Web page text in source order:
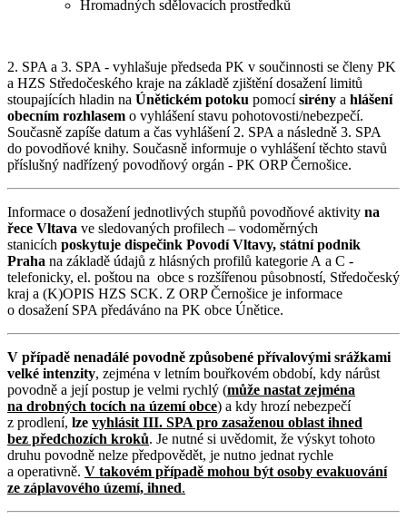
Hromadných sdělovacích prostředků
2. SPA a 3. SPA - vyhlašuje předseda PK v součinnosti se členy PK
a HZS Středočeského kraje na základě zjištění dosažení limitů
stoupajících hladin na Únětickém potoku pomocísirény a hlášení
obecním rozhlasem o vyhlášení stavu pohotovosti/nebezpečí.
Současně zapíše datum a čas vyhlášení 2. SPA a následně 3. SPA
do povodňové knihy. Současně informuje o vyhlášení těchto stavů
příslušný nadřízený povodňový orgán - PK ORP Černošice.
Informace o dosažení jednotlivých stupňů povodňové aktivity na
řece Vltava ve sledovaných profilech – vodoměrných
stanicích poskytuje dispečink Povodí Vltavy, státní podnik
Praha na základě údajů z hlásných profilů kategorie A a C -
telefonicky, el. poštou na obce s rozšířenou působností, Středočeský
kraj a (K)OPIS HZS SCK. Z ORP Černošice je informace
o dosažení SPA předáváno na PK obce Únětice.
V případě nenadálé povodně způsobené přívalovými srážkami
velké intenzity, zejména v letním bouřkovém období, kdy nárůst
povodně a její postup je velmi rychlý (může nastat zejména
na drobných tocích na území obce) a kdy hrozí nebezpečí
z prodlení, lze vyhlásit III. SPA pro zasaženou oblast ihned
bez předchozích kroků. Je nutné si uvědomit, že výskyt tohoto
druhu povodně nelze předpovědět, je nutno jednat rychle
a operativně. V takovém případě mohou být osoby evakuování
ze záplavového území, ihned.